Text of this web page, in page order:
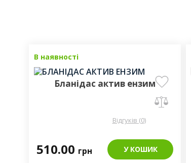
В наявності
Бланідас актив ензим
Відгуків (0)
510.00 грн У КОШИК